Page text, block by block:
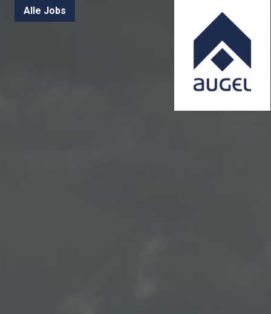
Inhalt
Startseite
Alle Jobs